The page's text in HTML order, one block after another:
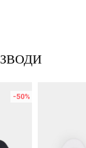
-50%